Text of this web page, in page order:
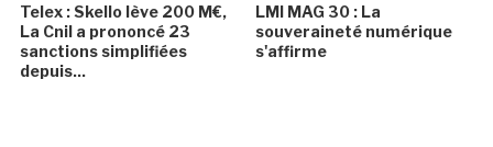
Telex : Skello lève 200 M€,
La Cnil a prononcé 23
sanctions simplifiées
depuis...
LMI MAG 30 : La
souveraineté numérique
s'affirme